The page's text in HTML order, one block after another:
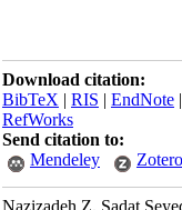
Download citation:
BibTeX|RIS|
RefWorks
Send citation to:
Mendeley
Nazizadeh Z, Sadat